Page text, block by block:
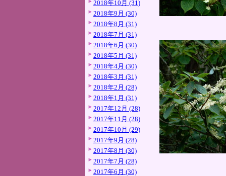
2018年10月 (31)
2018年9月 (30)
2018年8月 (31)
2018年7月 (31)
2018年6月 (30)
2018年5月 (31)
2018年4月 (30)
2018年3月 (31)
2018年2月 (28)
2018年1月 (31)
2017年12月 (28)
2017年11月 (28)
2017年10月 (29)
2017年9月 (28)
2017年8月 (30)
2017年7月 (28)
2017年6月 (30)